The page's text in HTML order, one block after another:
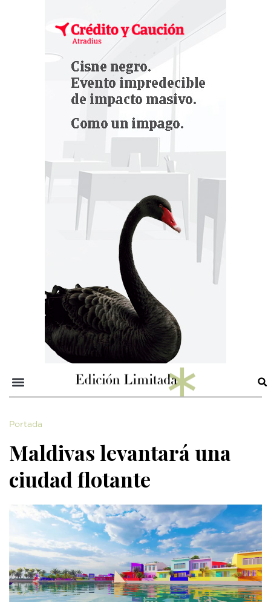
Portada
Maldivas levantará una
ciudad flotante